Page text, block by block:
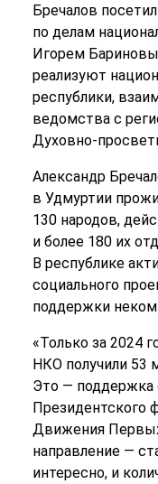
Бречалов
по делам
Игорем
реализуют
республики,
ведомства с
Духовно-
Александр
в Удмуртии
130 народов,
и более 180 их
В республике
социального
поддержки
«Только за 2024
НКО получили 53
Это — поддержка
Президентского
Движения
направление —
интересно, и